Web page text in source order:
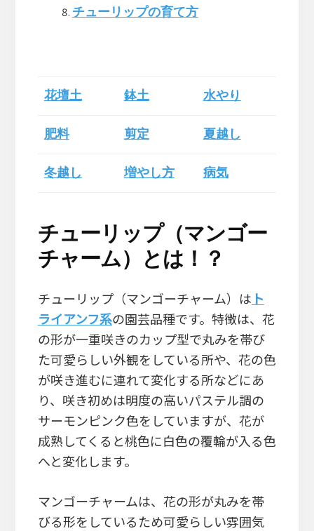
チューリップの育て方
花壇土 鉢土 水やり
肥料 剪定 夏越し
冬越し 増やし方 病気
チューリップ（マンゴー
チャーム）とは！？
チューリップ（マンゴーチャーム）は ト
ライアンフ系の園芸品種です。特徴は、花
の形が一重咲きのカップ型で丸みを帯び
た可愛らしい外観をしている所や、花の色
が咲き進むに連れて変化する所などにあ
り、咲き初めは明度の高いパステル調の
サーモンピンク色をしていますが、花が
成熟してくると桃色に白色の覆輪が入る色
へと変化します。
マンゴーチャームは、花の形が丸みを帯
びる形をしているため可愛らしい雰囲気